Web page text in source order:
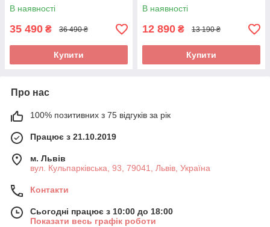
В наявності
35 490 ₴ 36 490 ₴
Купити
В наявності
12 890 ₴ 13 190 ₴
Купити
Про нас
100% позитивних з 75 відгуків за рік
Працює з 21.10.2019
м. Львів
вул. Кульпарківська, 93, 79041, Львів, Україна
Контакти
Сьогодні працює з 10:00 до 18:00
Показати весь графік роботи